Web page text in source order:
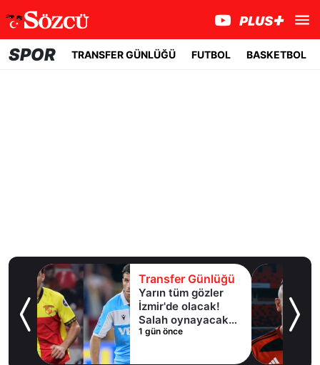
SPOR TRANSFER GÜNLÜĞÜ FUTBOL BASKETBOL
Transfer Günlüğü
Yarın tüm gözler
İzmir'de olacak!
Salah oynayacak
mı?
1 gün önce